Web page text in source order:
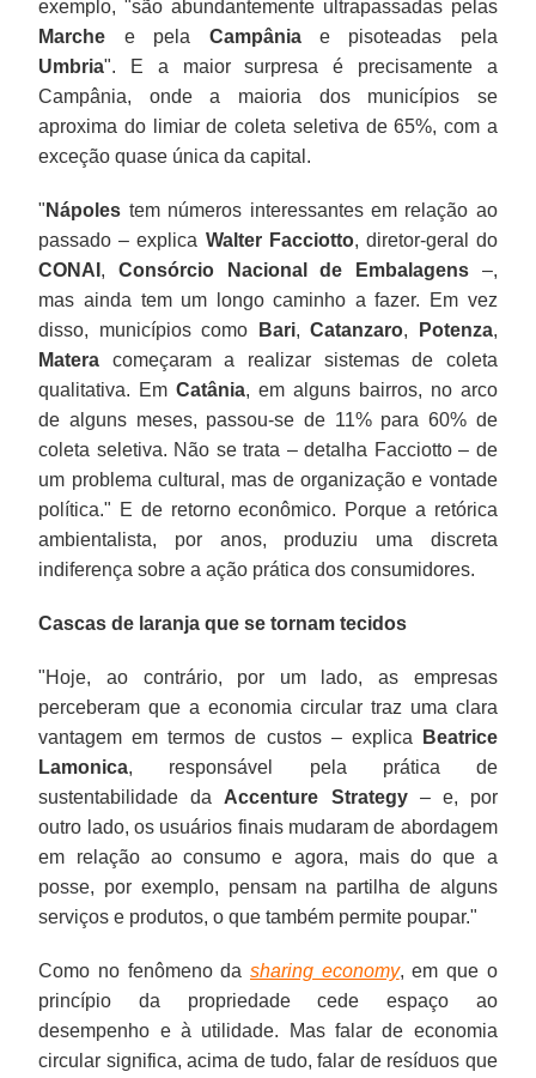
exemplo, "são abundantemente ultrapassadas pelas
Marche e pela Campâniae pisoteadas pela
Umbria". E a maior surpresa é precisamente a
Campânia, onde a maioria dos municípios se
aproxima do limiar de coleta seletiva de 65%, com a
exceção quase única da capital.
" Nápoles tem números interessantes em relação ao
passado – explica Walter Facciotto, diretor-geral do
CONAI ,Consórcio Nacional de Embalagens–,
mas ainda tem um longo caminho a fazer. Em vez
disso, municípios como
Bari,Catanzaro, Potenza,
Matera começaram a realizar sistemas de coleta
qualitativa. EmCatânia, em alguns bairros, no arco
de alguns meses, passou-se de 11% para 60% de
coleta seletiva. Não se trata – detalha Facciotto – de
um problema cultural, mas de organização e vontade
política." E de retorno econômico. Porque a retórica
ambientalista, por anos, produziu uma discreta
indiferença sobre a ação prática dos consumidores.
Cascas de laranja que se tornam tecidos
"Hoje, ao contrário, por um lado, as empresas
perceberam que a economia circular traz uma clara
vantagem em termos de custos – explica
Beatrice
Lamonica, responsável pela prática de
sustentabilidade da Accenture Strategy– e, por
outro lado, os usuários finais mudaram de abordagem
em relação ao consumo e agora, mais do que a
posse, por exemplo, pensam na partilha de alguns
serviços e produtos, o que também permite poupar."
Como no fenômeno da sharing economy, em que o
princípio da propriedade cede espaço ao
desempenho e à utilidade. Mas falar de economia
circular significa, acima de tudo, falar de resíduos que